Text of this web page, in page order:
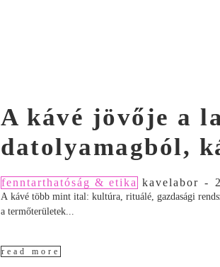
A kávé jövője a
datolyamagból,
fenntarthatóság & etika kavelabor -
A kávé több mint ital: kultúra, rituálé, gazdasági
a termőterületek...
read more